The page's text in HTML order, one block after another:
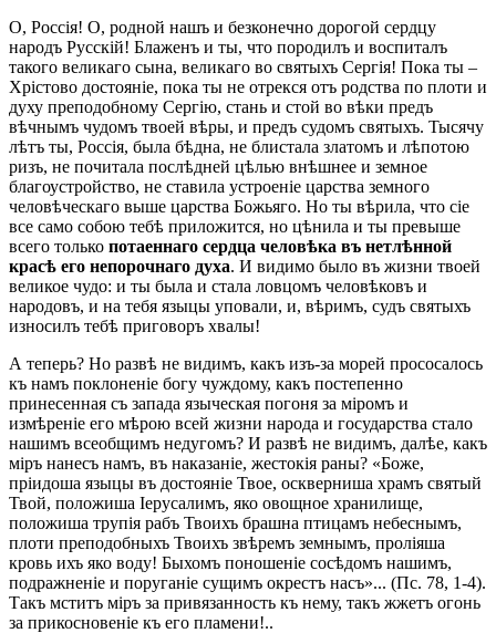
О, Россія! О, родной нашъ и безконечно дорогой сердцу
народъ Русскій! Блаженъ и ты, что породилъ и воспиталъ
такого великаго сына, великаго во святыхъ Сергія! Пока ты –
Хрістово достояніе, пока ты не отрекся отъ родства по плоти и
духу преподобному Сергію, стань и стой во вѣки предъ
вѣчнымъ чудомъ твоей вѣры, и предъ судомъ святыхъ. Тысячу
лѣтъ ты, Россія, была бѣдна, не блистала златомъ и лѣпотою
ризъ, не почитала послѣдней цѣлью внѣшнее и земное
благоустройство, не ставила устроеніе царства земного
человѣческаго выше царства Божьяго. Но ты вѣрила, что сіе
все само собою тебѣ приложится, но цѣнила и ты превыше
всего только потаеннаго сердца человѣка въ нетлѣнной
красѣ его непорочнаго духа. И видимо было въ жизни твоей
великое чудо: и ты была и стала ловцомъ человѣковъ и
народовъ, и на тебя языцы уповали, и, вѣримъ, судъ святыхъ
износилъ тебѣ приговоръ хвалы!
А теперь? Но развѣ не видимъ, какъ изъ-за морей прососалось
къ намъ поклоненіе богу чуждому, какъ постепенно
принесенная съ запада языческая погоня за міромъ и
измѣреніе его мѣрою всей жизни народа и государства стало
нашимъ всеобщимъ недугомъ? И развѣ не видимъ, далѣе, какъ
міръ нанесъ намъ, въ наказаніе, жестокія раны? «Боже,
пріидоша языцы въ достояніе Твое, оскверниша храмъ святый
Твой, положиша Іерусалимъ, яко овощное хранилище,
положиша трупія рабъ Твоихъ брашна птицамъ небеснымъ,
плоти преподобныхъ Твоихъ звѣремъ земнымъ, проліяша
кровь ихъ яко воду! Быхомъ поношеніе сосѣдомъ нашимъ,
подражненіе и поруганіе сущимъ окрестъ насъ»... (Пс. 78, 1-4).
Такъ мститъ міръ за привязанность къ нему, такъ жжетъ огонь
за прикосновеніе къ его пламени!..